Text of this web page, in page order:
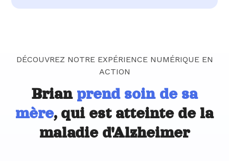
DÉCOUVREZ NOTRE EXPÉRIENCE NUMÉRIQUE EN
ACTION
Brian prend soin de sa
mère, qui est atteinte de la
maladie d'Alzheimer